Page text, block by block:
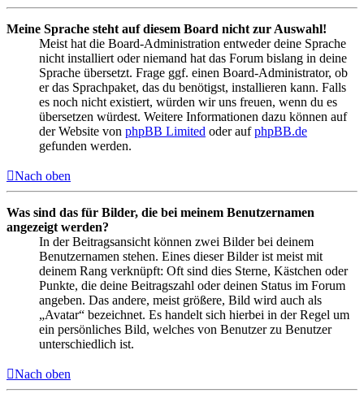
Meine Sprache steht auf diesem Board nicht zur Auswahl!
Meist hat die Board-Administration entweder deine Sprache
nicht installiert oder niemand hat das Forum bislang in deine
Sprache übersetzt. Frage ggf. einen Board-Administrator, ob
er das Sprachpaket, das du benötigst, installieren kann. Falls
es noch nicht existiert, würden wir uns freuen, wenn du es
übersetzen würdest. Weitere Informationen dazu können auf
der Website von phpBB Limited oder aufphpBB.de
gefunden werden.
Nach oben
Was sind das für Bilder, die bei meinem Benutzernamen
angezeigt werden?
In der Beitragsansicht können zwei Bilder bei deinem
Benutzernamen stehen. Eines dieser Bilder ist meist mit
deinem Rang verknüpft: Oft sind dies Sterne, Kästchen oder
Punkte, die deine Beitragszahl oder deinen Status im Forum
angeben. Das andere, meist größere, Bild wird auch als
„Avatar“ bezeichnet. Es handelt sich hierbei in der Regel um
ein persönliches Bild, welches von Benutzer zu Benutzer
unterschiedlich ist.
Nach oben